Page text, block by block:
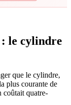
le cylindre
que le cylindre,
plus courante de
coûtait quatre-